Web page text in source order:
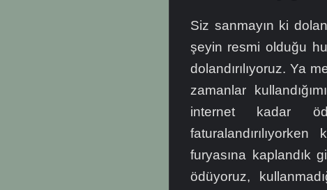
Siz sanmayın ki
şeyin resmi olduğu
dolandırılıyoruz. Ya
zamanlar
internet kadar
furyasına kaplandık
ödüyoruz,